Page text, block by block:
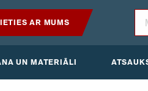
AR MUMS
UN MATERIĀLI